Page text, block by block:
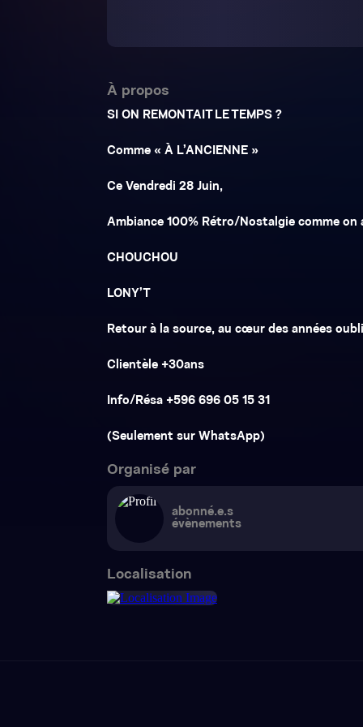
À propos
SI ON REMONTAIT LE TEMPS ?
Comme « À L’ANCIENNE »
Ce Vendredi 28 Juin,
Ambiance 100% Rétro/Nostalgie comme on
CHOUCHOU
LONY’T
Retour à la source, au cœur des années
Clientèle +30ans
Info/Résa +596 696 05 15 31
(Seulement sur WhatsApp)
Organisé par
abonné.e.s
évènements
Localisation